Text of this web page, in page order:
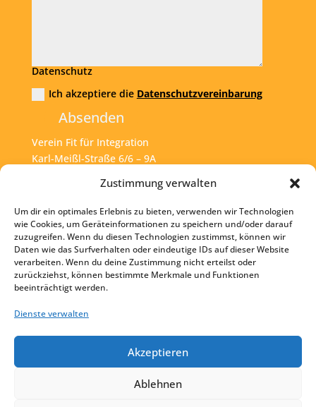
Zustimmung verwalten
Um dir ein optimales Erlebnis zu bieten, verwenden wir Technologien
wie Cookies, um Geräteinformationen zu speichern und/oder darauf
zuzugreifen. Wenn du diesen Technologien zustimmst, können wir
Daten wie das Surfverhalten oder eindeutige IDs auf dieser Website
verarbeiten. Wenn du deine Zustimmung nicht erteilst oder
zurückziehst, können bestimmte Merkmale und Funktionen
beeinträchtigt werden.
Dienste verwalten
Akzeptieren
Ablehnen
Datenschutz
Ich akzeptiere die Datenschutzvereinbarung
Absenden
Verein Fit für Integration
Karl-Meißl-Straße 6/6 – 9A
Tel:+43 1 925 77 46
Mail: office@fit4int.at
Startseite
Kontakt
Impressum